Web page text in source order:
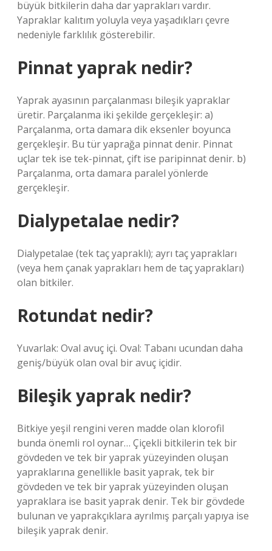
büyük bitkilerin daha dar yaprakları vardır.
Yapraklar kalıtım yoluyla veya yaşadıkları çevre
nedeniyle farklılık gösterebilir.
Pinnat yaprak nedir?
Yaprak ayasının parçalanması bileşik yapraklar
üretir. Parçalanma iki şekilde gerçekleşir: a)
Parçalanma, orta damara dik eksenler boyunca
gerçekleşir. Bu tür yaprağa pinnat denir. Pinnat
uçlar tek ise tek-pinnat, çift ise paripinnat denir. b)
Parçalanma, orta damara paralel yönlerde
gerçekleşir.
Dialypetalae nedir?
Dialypetalae (tek taç yapraklı); ayrı taç yaprakları
(veya hem çanak yaprakları hem de taç yaprakları)
olan bitkiler.
Rotundat nedir?
Yuvarlak: Oval avuç içi. Oval: Tabanı ucundan daha
geniş/büyük olan oval bir avuç içidir.
Bileşik yaprak nedir?
Bitkiye yeşil rengini veren madde olan klorofil
bunda önemli rol oynar… Çiçekli bitkilerin tek bir
gövdeden ve tek bir yaprak yüzeyinden oluşan
yapraklarına genellikle basit yaprak, tek bir
gövdeden ve tek bir yaprak yüzeyinden oluşan
yapraklara ise basit yaprak denir. Tek bir gövdede
bulunan ve yaprakçıklara ayrılmış parçalı yapıya ise
bileşik yaprak denir.